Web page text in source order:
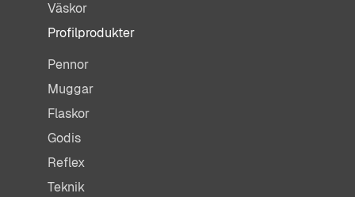
Väskor
Profilprodukter
Pennor
Muggar
Flaskor
Godis
Reflex
Teknik